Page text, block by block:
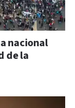
nacional
de la